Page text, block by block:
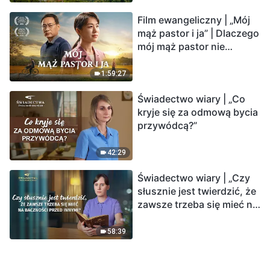
1:59:27
Film ewangeliczny | „Mój
mąż pastor i ja” | Dlaczego
mój mąż pastor nie
42:29
Świadectwo wiary | „Co
kryje się za odmową bycia
przywódcą?”
58:39
Świadectwo wiary | „Czy
słusznie jest twierdzić, że
zawsze trzeba się mieć na